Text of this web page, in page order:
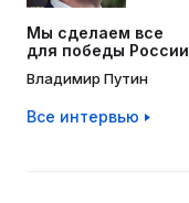
Мы сделаем все
для победы России
Владимир Путин
Все интервью